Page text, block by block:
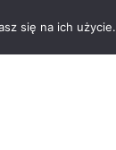
się na ich użycie.